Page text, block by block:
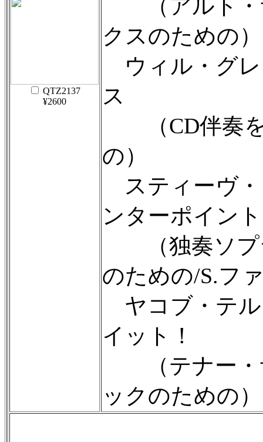
QTZ2137
¥2600
（アルト・
クスのための）
ウィル・グレ
ス
（CD伴奏を
の）
スティーヴ・
ンターポイント
（独奏ソプ
のための/S.フ
ヤコブ・テル
イット！
（テナー・
ックのための）